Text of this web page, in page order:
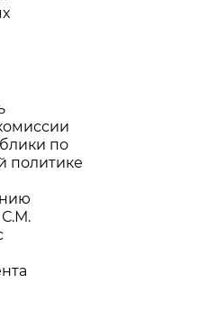
по
политике
С.М.